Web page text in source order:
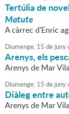
Tertúlia de
Matute
A càrrec d'Enric
Diumenge, 15 de juny
Arenys, els
Arenys de Mar
Diumenge, 15 de juny
Diàleg entre
Arenys de Mar